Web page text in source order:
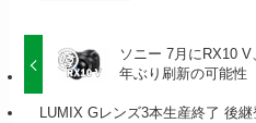
ソニー 7月にRX10
年ぶり刷新の可能性
LUMIX Gレンズ3本生産終了 後